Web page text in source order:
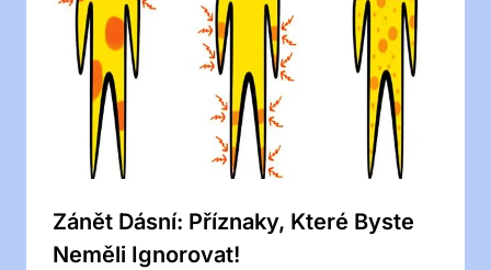
Zánět Dásní: Příznaky, Které Byste
Neměli Ignorovat!